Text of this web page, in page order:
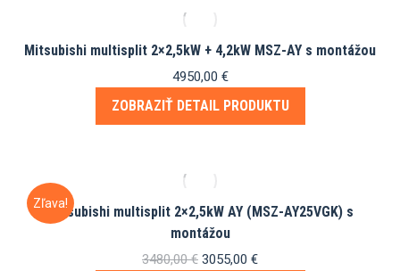
Mitsubishi multisplit 2×2,5kW + 4,2kW MSZ-AY s montážou
4950,00 €
ZOBRAZIŤ DETAIL PRODUKTU
Zľava!
Mitsubishi multisplit 2×2,5kW AY (MSZ-AY25VGK) s
montážou
3480,00€ Pôvodná
3055,00 €Aktuálna